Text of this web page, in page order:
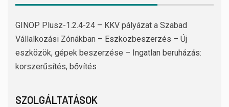
GINOP Plusz-1.2.4-24 – KKV pályázat a Szabad
Vállalkozási Zónákban – Eszközbeszerzés – Új
eszközök, gépek beszerzése – Ingatlan beruházás:
korszerűsítés, bővítés
SZOLGÁLTATÁSOK